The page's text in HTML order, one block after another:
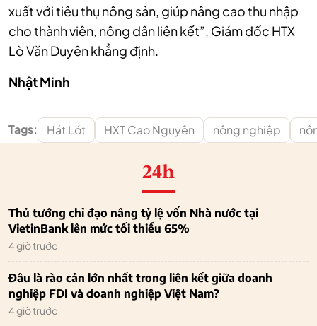
xuất với tiêu thụ nông sản, giúp nâng cao thu nhập
cho thành viên, nông dân liên kết”, Giám đốc HTX
Lò Văn Duyên khẳng định.
Nhật Minh
Tags: Hát Lót HXT Cao Nguyên nông nghiệp
24h
Thủ tướng chỉ đạo nâng tỷ lệ vốn Nhà nước tại
VietinBank lên mức tối thiểu 65%
4 giờ trước
Đâu là rào cản lớn nhất trong liên kết giữa doanh
nghiệp FDI và doanh nghiệp Việt Nam?
4 giờ trước